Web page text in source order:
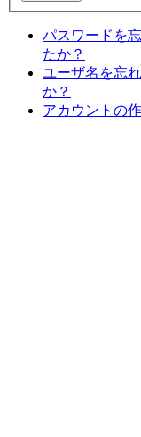
パスワードを
たか？
ユーザ名を忘
か？
アカウントの